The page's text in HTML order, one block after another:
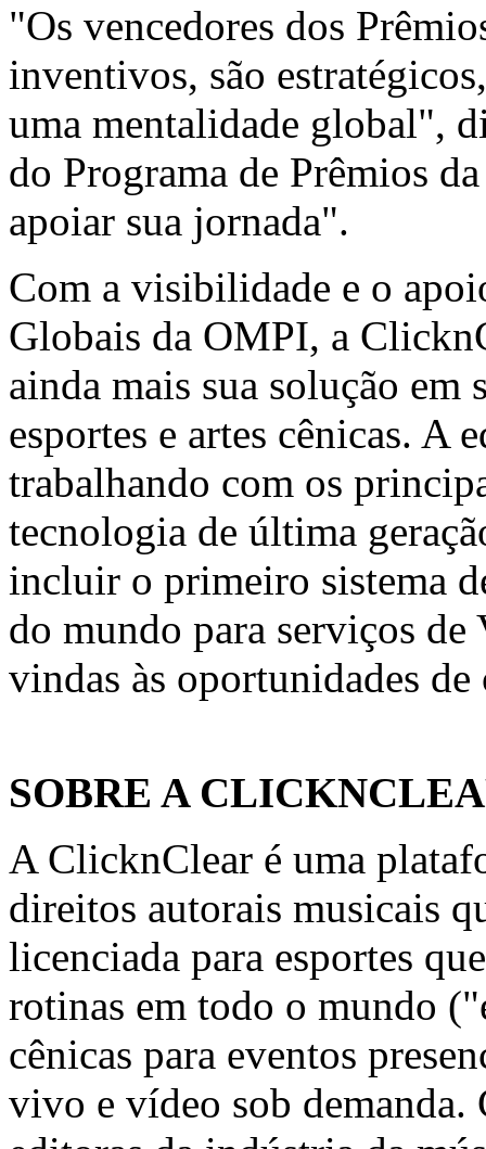
"Os vencedores dos
inventivos, são
uma mentalidade global",
do Programa de Prêmios
apoiar sua jornada".
Com a visibilidade e o
Globais da OMPI, a
ainda mais sua solução em
esportes e artes cênicas. A
trabalhando com os
tecnologia de última
incluir o primeiro sistema
do mundo para serviços de
vindas às oportunidades
SOBRE A
A ClicknClear é uma
direitos autorais musicais
licenciada para esportes
rotinas em todo o mundo
cênicas para eventos
vivo e vídeo sob demanda.